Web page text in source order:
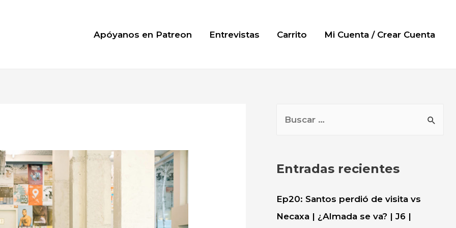
Apóyanos en Patreon Entrevistas Carrito Mi Cuenta / Crear Cuenta
c
r
:
Entradas recientes
Ep20: Santos perdió de visita vs
Necaxa | ¿Almada se va? | J6 |